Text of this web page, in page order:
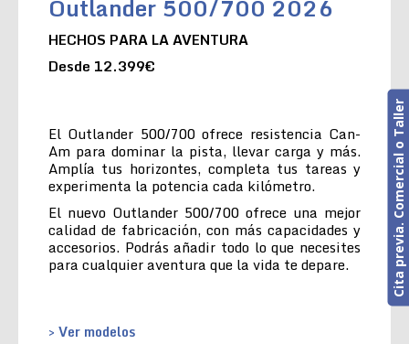
Outlander 500/700 2026
HECHOS PARA LA AVENTURA
Desde 12.399€
El Outlander 500/700 ofrece resistencia Can-
Am para dominar la pista, llevar carga y más.
Amplía tus horizontes, completa tus tareas y
experimenta la potencia cada kilómetro.
El nuevo Outlander 500/700 ofrece una mejor
calidad de fabricación, con más capacidades y
accesorios. Podrás añadir todo lo que necesites
para cualquier aventura que la vida te depare.
> Ver modelos
Cita previa. Comercial o Taller